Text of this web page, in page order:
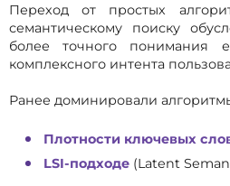
Переход от простых
семантическому поиску
более точного понимания
комплексного интента
Ранее доминировали
Плотности ключевых
LSI-подходе (Latent